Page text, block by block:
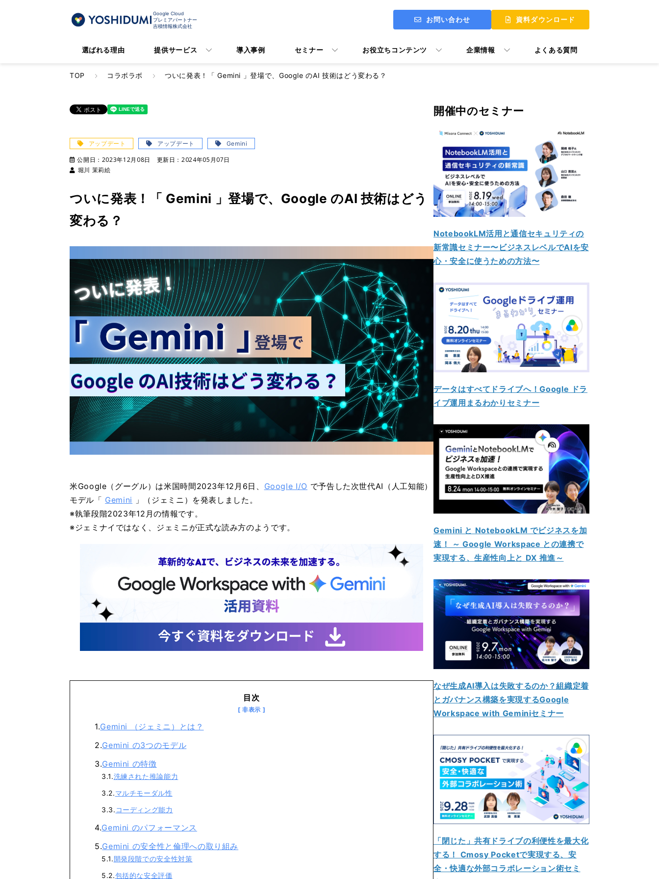
Google Cloud
プレミアパートナー
吉積情報株式会社
お問い合わせ 資料ダウンロード
選ばれる理由 提供サービス
ITアセスメント診断 ENGAGE UP
Google Workspace活用マニュアル GooTorial
ユーザー向けトレーニング Y's UP Skill
Gemini 導入支援 AI Driven
導入事例 セミナー お役立ちコンテンツ 企業情報 よくある質問
TOP コラボラボ ついに発表！「 Gemini 」登場で、Google のAI 技術はどう変わる？
アップデート アップデート Gemini
公開日： 2023年12月08日 更新日：2024年05月07日
堀川 茉莉絵
ついに発表！「 Gemini 」登場で、Google のAI 技術はどう
変わる？
米Google（グーグル）は米国時間2023年12月6日、 Google I/O で予告した次世代AI（人工知能）
モデル「 Gemini
」（ジェミニ）を発表しました。
※執筆段階2023年12月の情報です。
※ジェミナイではなく、ジェミニが正式な読み方のようです。
目次
Gemini （ジェミニ）とは？
Gemini の3つのモデル
Gemini の特徴
洗練された推論能力
マルチモーダル性
コーディング能力
Gemini のパフォーマンス
Gemini の安全性と倫理への取り組み
開発段階での安全性対策
包括的な安全評価
開催中のセミナー
NotebookLM活用と通信セキュリティの
新常識セミナー〜ビジネスレベルでAIを安
心・安全に使うための方法〜
データはすべてドライブへ！Google ドラ
イブ運用まるわかりセミナー
Gemini と NotebookLM でビジネスを加
速！ ～ Google Workspace との連携で
実現する、生産性向上と DX 推進～
なぜ生成AI導入は失敗するのか？組織定着
とガバナンス構築を実現するGoogle
Workspace with Geminiセミナー
「閉じた」共有ドライブの利便性を最大化
する！ Cmosy Pocketで実現する、安
全・快適な外部コラボレーション術セミ